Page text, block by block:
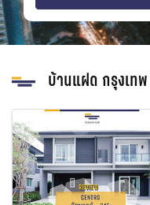
บ้านแฝด กรุงเท